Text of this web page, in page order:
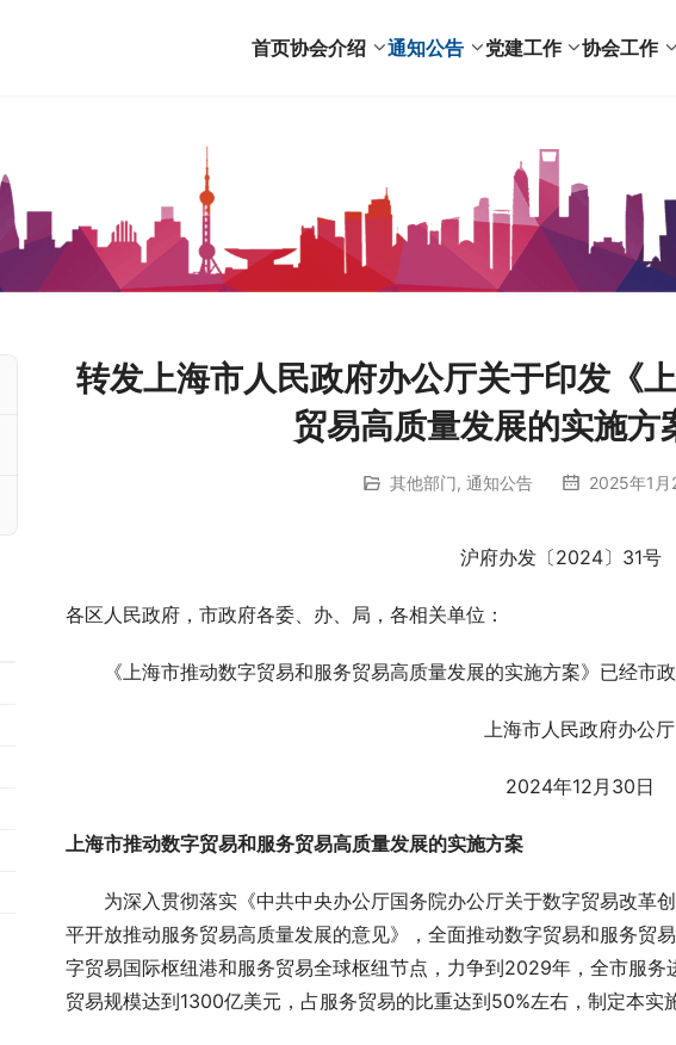
首页协会介绍 通知公告 党建工作 协会工作
转发上海市人民政府办公厅关于印发《
贸易高质量发展的实施方
其他部门, 通知公告 2025年1
沪府办发〔2024〕31号
各区人民政府，市政府各委、办、局，各相关单位：
《上海市推动数字贸易和服务贸易高质量发展的实施方案》已经市政
上海市人民政府办公厅
2024年12月30日
上海市推动数字贸易和服务贸易高质量发展的实施方案
为深入贯彻落实《中共中央办公厅国务院办公厅关于数字贸易改革
平开放推动服务贸易高质量发展的意见》，全面推动数字贸易和服务贸
字贸易国际枢纽港和服务贸易全球枢纽节点，力争到2029年，全市服
贸易规模达到1300亿美元，占服务贸易的比重达到50%左右，制定本实